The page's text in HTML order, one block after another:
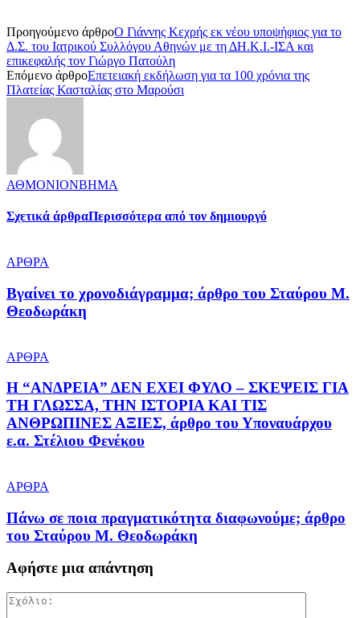
Προηγούμενο άρθροΟ Γιάννης Κεχρής εκ νέου υποψήφιος για το
Δ.Σ. του Ιατρικού Συλλόγου Αθηνών με τη ΔΗ.Κ.Ι.-ΙΣΑ και
επικεφαλής τον Γιώργο Πατούλη
Επόμενο άρθροΕπετειακή εκδήλωση για τα 100 χρόνια της
Πλατείας Κασταλίας στο Μαρούσι
ΑΘΜΟΝΙΟΝΒΗΜΑ
Σχετικά άρθραΠερισσότερα από τον δημιουργό
ΑΡΘΡΑ
Βγαίνει το χρονοδιάγραμμα; άρθρο του Σταύρου Μ.
Θεοδωράκη
ΑΡΘΡΑ
Η “ΑΝΔΡΕΙΑ” ΔΕΝ ΕΧΕΙ ΦΥΛΟ – ΣΚΕΨΕΙΣ ΓΙΑ
ΤΗ ΓΛΩΣΣΑ, ΤΗΝ ΙΣΤΟΡΙΑ ΚΑΙ ΤΙΣ
ΑΝΘΡΩΠΙΝΕΣ ΑΞΙΕΣ, άρθρο του Υποναυάρχου
ε.α. Στέλιου Φενέκου
ΑΡΘΡΑ
Πάνω σε ποια πραγματικότητα διαφωνούμε; άρθρο
του Σταύρου Μ. Θεοδωράκη
Αφήστε μια απάντηση